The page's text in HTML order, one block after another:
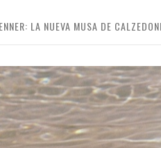
LA NUEVA MUSA DE